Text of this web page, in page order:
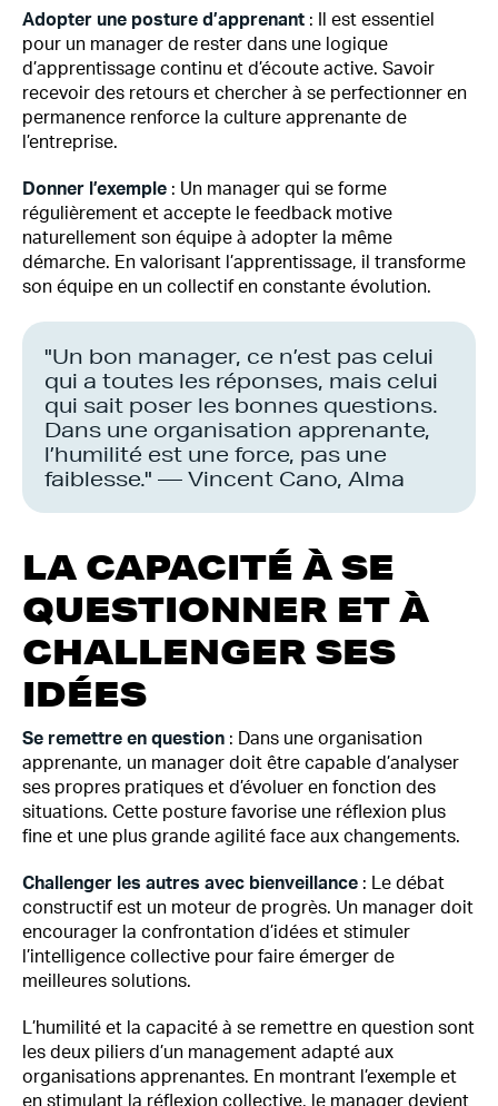
Adopter une posture d’apprenant : Il est essentiel
pour un manager de rester dans une logique
d’apprentissage continu et d’écoute active. Savoir
recevoir des retours et chercher à se perfectionner en
permanence renforce la culture apprenante de
l’entreprise.
Donner l’exemple : Un manager qui se forme
régulièrement et accepte le feedback motive
naturellement son équipe à adopter la même
démarche. En valorisant l’apprentissage, il transforme
son équipe en un collectif en constante évolution.
"Un bon manager, ce n’est pas celui
qui a toutes les réponses, mais celui
qui sait poser les bonnes questions.
Dans une organisation apprenante,
l’humilité est une force, pas une
faiblesse." — Vincent Cano, Alma
LA CAPACITÉ À SE
QUESTIONNER ET À
CHALLENGER SES
IDÉES
Se remettre en question : Dans une organisation
apprenante, un manager doit être capable d’analyser
ses propres pratiques et d’évoluer en fonction des
situations. Cette posture favorise une réflexion plus
fine et une plus grande agilité face aux changements.
Challenger les autres avec bienveillance : Le débat
constructif est un moteur de progrès. Un manager doit
encourager la confrontation d’idées et stimuler
l’intelligence collective pour faire émerger de
meilleures solutions.
L’humilité et la capacité à se remettre en question sont
les deux piliers d’un management adapté aux
organisations apprenantes. En montrant l’exemple et
en stimulant la réflexion collective, le manager devient